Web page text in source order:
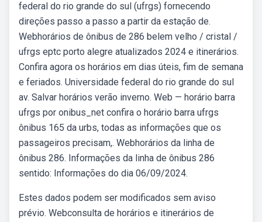
federal do rio grande do sul (ufrgs) fornecendo
direções passo a passo a partir da estação de.
Webhorários de ônibus de 286 belem velho / cristal /
ufrgs eptc porto alegre atualizados 2024 e itinerários.
Confira agora os horários em dias úteis, fim de semana
e feriados. Universidade federal do rio grande do sul
av. Salvar horários verão inverno. Web — horário barra
ufrgs por onibus_net confira o horário barra ufrgs
ônibus 165 da urbs, todas as informações que os
passageiros precisam,. Webhorários da linha de
ônibus 286. Informações da linha de ônibus 286
sentido: Informações do dia 06/09/2024.
Estes dados podem ser modificados sem aviso
prévio. Webconsulta de horários e itinerários de